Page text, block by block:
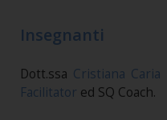
Insegnanti
Dott.ssa Cristiana Caria
Facilitator ed SQ Coach.